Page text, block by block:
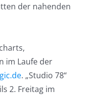
der nahenden
im Laufe der
. „Studio 78“
2. Freitag im